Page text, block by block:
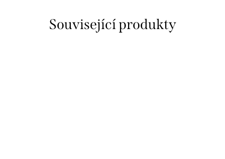
Související produkty